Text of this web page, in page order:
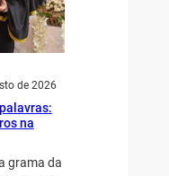
de 2026
na
grama da